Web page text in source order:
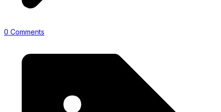
0 Comments